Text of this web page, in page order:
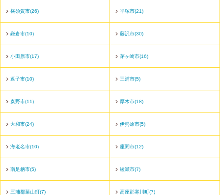
横須賀市(26) 平塚市(21)
鎌倉市(10) 藤沢市(30)
小田原市(17) 茅ヶ崎市(16)
逗子市(10) 三浦市(5)
秦野市(11) 厚木市(18)
大和市(24) 伊勢原市(5)
海老名市(10) 座間市(12)
南足柄市(5) 綾瀬市(7)
三浦郡葉山町(7) 高座郡寒川町(7)